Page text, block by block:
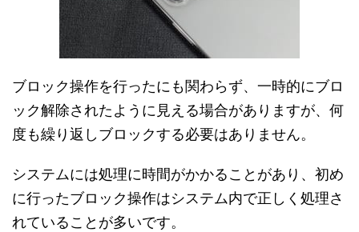
ブロック操作を行ったにも関わらず、一時的にブロ
ック解除されたように見える場合がありますが、何
度も繰り返しブロックする必要はありません。
システムには処理に時間がかかることがあり、初め
に行ったブロック操作はシステム内で正しく処理さ
れていることが多いです。